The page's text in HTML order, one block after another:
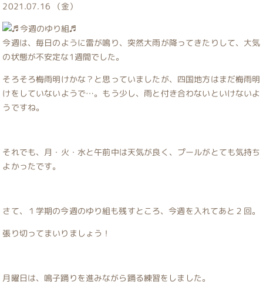
2021.07.16 （金）
今週は、毎日のように雷が鳴り、突然大雨が降ってきたりして、大気
の状態が不安定な1週間でした。
そろそろ梅雨明けかな？と思っていましたが、四国地方はまだ梅雨明
けをしていないようで…。もう少し、雨と付き合わないといけないよ
うですね。
それでも、月・火・水と午前中は天気が良く、プールがとても気持ち
よかったです。
さて、１学期の今週のゆり組も残すところ、今週を入れてあと２回。
張り切ってまいりましょう！
月曜日は、鳴子踊りを進みながら踊る練習をしました。